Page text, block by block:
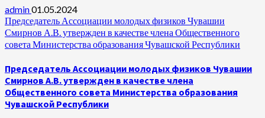
admin01.05.2024
Председатель Ассоциации молодых физиков Чувашии
Смирнов А.В. утвержден в качестве члена Общественного
совета Министерства образования Чувашской Республики
Председатель Ассоциации молодых физиков Чувашии
Смирнов А.В. утвержден в качестве члена
Общественного совета Министерства образования
Чувашской Республики